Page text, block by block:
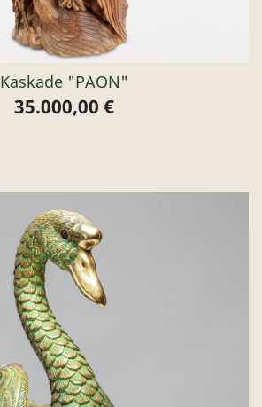
Kaskade "PAON"
Preis
35.000,00 €